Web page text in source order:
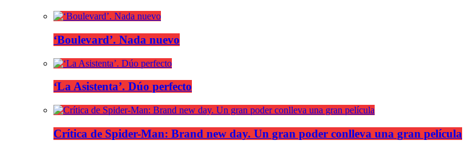
‘Boulevard’. Nada nuevo
‘La Asistenta’. Dúo perfecto
Crítica de Spider-Man: Brand new day. Un gran poder conlleva una gran película